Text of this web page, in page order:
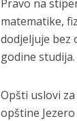
Pravo na
matematike,
dodjeljuje bez
godine studija.
Opšti uslovi
opštine